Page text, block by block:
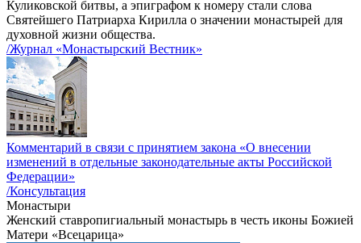
Куликовской битвы, а эпиграфом к номеру стали слова
Святейшего Патриарха Кирилла о значении монастырей для
духовной жизни общества.
/Журнал «Монастырский Вестник»
Комментарий в связи с принятием закона «О внесении
изменений в отдельные законодательные акты Российской
Федерации»
/Консультация
Монастыри
Женский ставропигиальный монастырь в честь иконы Божией
Матери «Всецарица»